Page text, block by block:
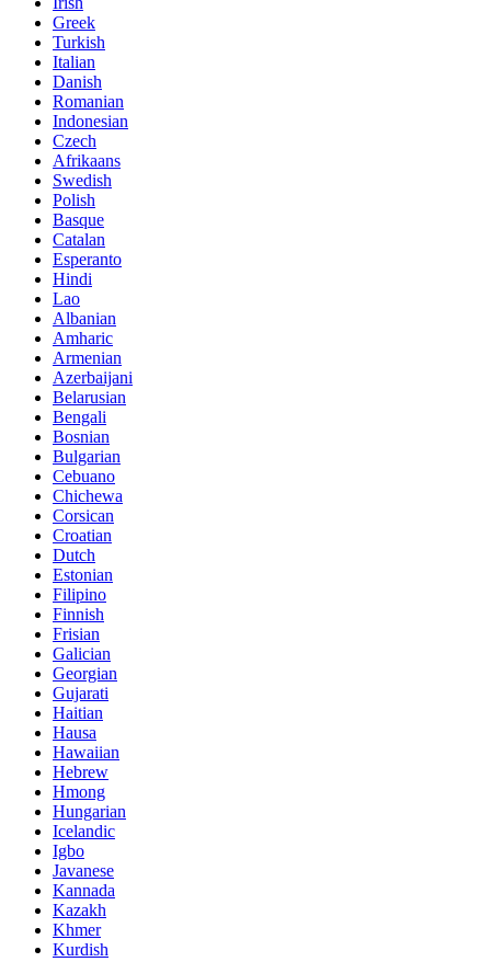
Greek
Turkish
Italian
Danish
Romanian
Indonesian
Czech
Afrikaans
Swedish
Polish
Basque
Catalan
Esperanto
Hindi
Lao
Albanian
Amharic
Armenian
Azerbaijani
Belarusian
Bengali
Bosnian
Bulgarian
Cebuano
Chichewa
Corsican
Croatian
Dutch
Estonian
Filipino
Finnish
Frisian
Galician
Georgian
Gujarati
Haitian
Hausa
Hawaiian
Hebrew
Hmong
Hungarian
Icelandic
Igbo
Javanese
Kannada
Kazakh
Khmer
Kurdish